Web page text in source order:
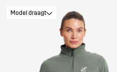
Model draagt